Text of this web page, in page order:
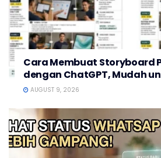
Cara Membuat Storyboard
dengan ChatGPT, Mudah
AUGUST 9, 2026